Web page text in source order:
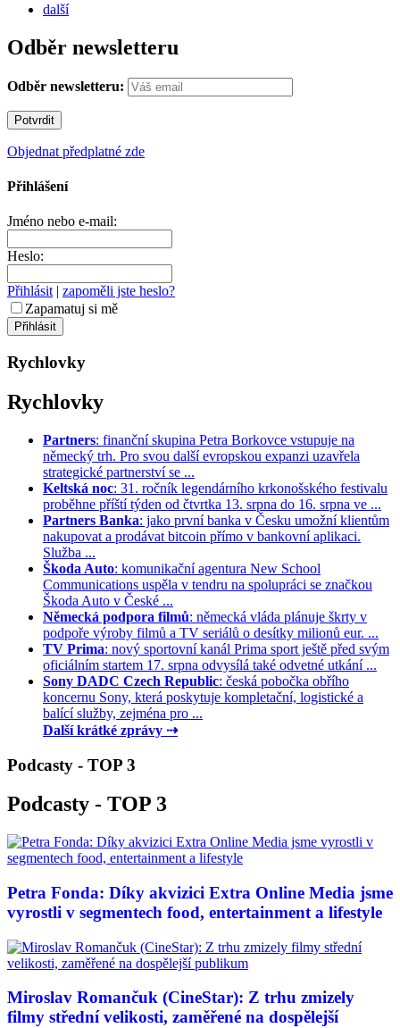
další
Odběr newsletteru
Odběr newsletteru:
Objednat předplatné zde
Přihlášení
Jméno nebo e-mail:
Heslo:
Přihlásit | zapoměli jste heslo?
Zapamatuj si mě
Rychlovky
Rychlovky
Partners: finanční skupina Petra Borkovce vstupuje na
německý trh. Pro svou další evropskou expanzi uzavřela
strategické partnerství se ...
Keltská noc: 31. ročník legendárního krkonošského festivalu
proběhne příští týden od čtvrtka 13. srpna do 16. srpna ve ...
Partners Banka: jako první banka v Česku umožní klientům
nakupovat a prodávat bitcoin přímo v bankovní aplikaci.
Služba ...
Škoda Auto: komunikační agentura New School
Communications uspěla v tendru na spolupráci se značkou
Škoda Auto v České ...
Německá podpora filmů: německá vláda plánuje škrty v
podpoře výroby filmů a TV seriálů o desítky milionů eur. ...
TV Prima: nový sportovní kanál Prima sport ještě před svým
oficiálním startem 17. srpna odvysílá také odvetné utkání ...
Sony DADC Czech Republic: česká pobočka obřího
koncernu Sony, která poskytuje kompletační, logistické a
balící služby, zejména pro ...
Další krátké zprávy ⇢
Podcasty - TOP 3
Podcasty - TOP 3
Petra Fonda: Díky akvizici Extra Online Media jsme
vyrostli v segmentech food, entertainment a lifestyle
Miroslav Romančuk (CineStar): Z trhu zmizely
filmy střední velikosti, zaměřené na dospělejší